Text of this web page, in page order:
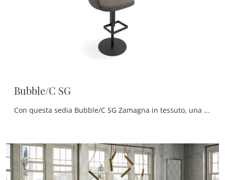
Bubble/C SG
Con questa sedia Bubble/C SG Zamagna in tessuto, una tra le nostre sedute sgabelli design, potrai impreziosire i tuoi spazi.